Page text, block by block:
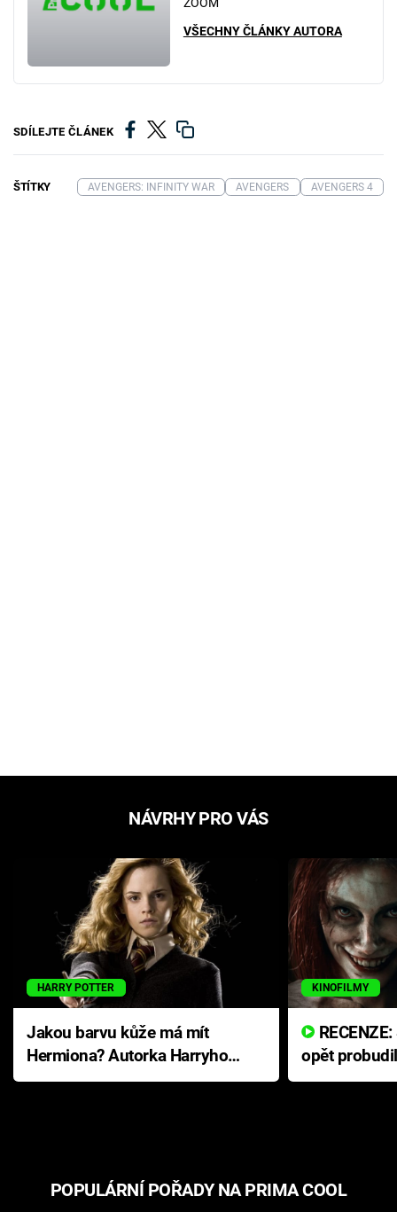
VŠECHNY ČLÁNKY AUTORA
SDÍLEJTE ČLÁNEK
ŠTÍTKY AVENGERS: INFINITY WAR AVENGERS AVENGERS 4
NÁVRHY PRO VÁS
HARRY POTTER
Jakou barvu kůže má mít
Hermiona? Autorka Harryho
Pottera přišla s ráznou
KINOFILMY
opět
přichází s
POPULÁRNÍ POŘADY NA PRIMA COOL